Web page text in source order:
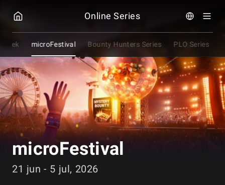
Online Series
microFestival Bounty Hunters Series PLO Series
microFestival
21 jun - 5 jul, 2026